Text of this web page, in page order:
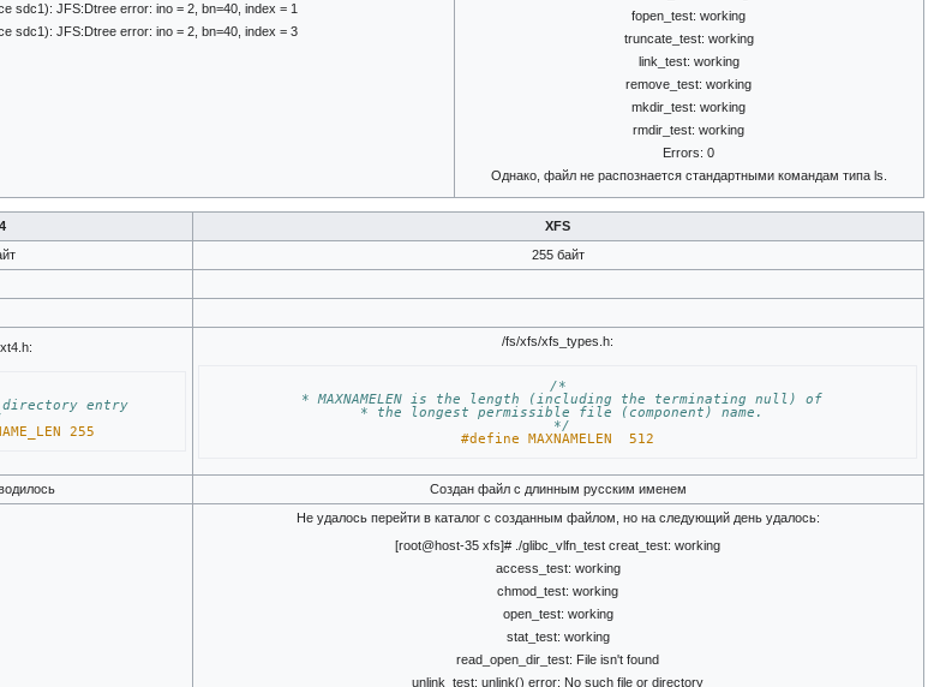
sdc1): JFS:Dtree error: ino = 2, bn=40, index = 1
sdc1): JFS:Dtree error: ino = 2, bn=40, index = 3
fopen_test: working
truncate_test: working
link_test: working
remove_test: working
mkdir_test: working
rmdir_test: working
Errors: 0
Однако, файл не распознается стандартными командам типа ls.
XFS
255 байт
entry
255
/fs/xfs/xfs_types.h:
/*
* MAXNAMELEN is the length (including the terminating null) of
* the longest permissible file (component) name.
*/
#define MAXNAMELEN	512
Создан файл с длинным русским именем
Не удалось перейти в каталог с созданным файлом, но на следующий день удалось:
[root@host-35 xfs]# ./glibc_vlfn_test creat_test: working
access_test: working
chmod_test: working
open_test: working
stat_test: working
read_open_dir_test: File isn't found
unlink_test: unlink() error: No such file or directory